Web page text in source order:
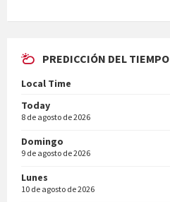
En Bum
Vermuts a la Font. Hit parit
PREDICCIÓN DEL TIEMPO
Local Time
Today
8 de agosto de 2026
Domingo
9 de agosto de 2026
Lunes
10 de agosto de 2026